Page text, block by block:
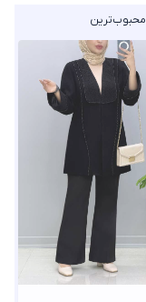
محبوب‌ترین